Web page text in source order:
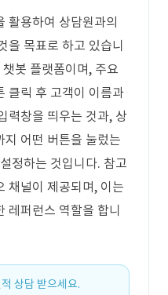
활용하여 상담원과의
을 목표로 하고 있습니
봇 플랫폼이며, 주요
클릭 후 고객이 이름과
력창을 띄우는 것과, 상
지 어떤 버튼을 눌렀는
정하는 것입니다. 참고
채널이 제공되며, 이는
레퍼런스 역할을 합니
상담 받으세요.